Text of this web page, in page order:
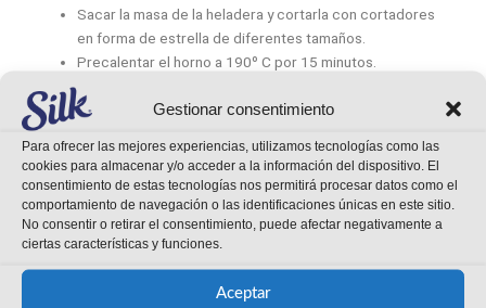
Gestionar consentimiento
Para ofrecer las mejores experiencias, utilizamos tecnologías como las
cookies para almacenar y/o acceder a la información del dispositivo. El
consentimiento de estas tecnologías nos permitirá procesar datos como el
comportamiento de navegación o las identificaciones únicas en este sitio.
No consentir o retirar el consentimiento, puede afectar negativamente a
ciertas características y funciones.
Aceptar
Sacar la masa de la heladera y cortarla con cortadores
en forma de estrella de diferentes tamaños.
Precalentar el horno a 190º C por 15 minutos.
hasta que se empiecen a dorar los bordes.
durante un par de minutos. Después, con ayuda de una
espátula pequeña pasar cada galleta con cuidado a una
rejilla y dejar que se enfríen totalmente.
PARA LA CREMA BATIDA
Colocar Silk® Almendra Sin Azúcar en el recipiente de la